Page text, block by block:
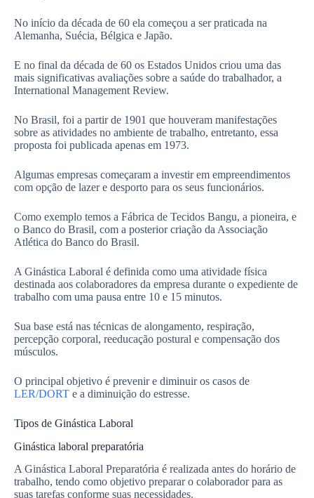
No início da década de 60 ela começou a ser praticada na
Alemanha, Suécia, Bélgica e Japão.
E no final da década de 60 os Estados Unidos criou uma das
mais significativas avaliações sobre a saúde do trabalhador, a
International Management Review.
No Brasil, foi a partir de 1901 que houveram manifestações
sobre as atividades no ambiente de trabalho, entretanto, essa
proposta foi publicada apenas em 1973.
Algumas empresas começaram a investir em empreendimentos
com opção de lazer e desporto para os seus funcionários.
Como exemplo temos a Fábrica de Tecidos Bangu, a pioneira, e
o Banco do Brasil, com a posterior criação da Associação
Atlética do Banco do Brasil.
A Ginástica Laboral é definida como uma atividade física
destinada aos colaboradores da empresa durante o expediente de
trabalho com uma pausa entre 10 e 15 minutos.
Sua base está nas técnicas de alongamento, respiração,
percepção corporal, reeducação postural e compensação dos
músculos.
O principal objetivo é prevenir e diminuir os casos de
LER/DORT e a diminuição do estresse.
Tipos de Ginástica Laboral
Ginástica laboral preparatória
A Ginástica Laboral Preparatória é realizada antes do horário de
trabalho, tendo como objetivo preparar o colaborador para as
suas tarefas conforme suas necessidades.